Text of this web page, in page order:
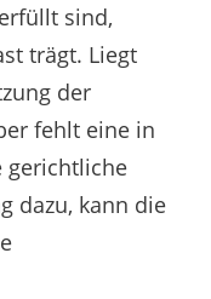
sind,
trägt. Liegt
der
fehlt eine in
gerichtliche
dazu, kann die